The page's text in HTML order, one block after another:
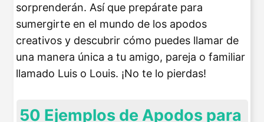
sorprenderán. Así que prepárate para
sumergirte en el mundo de los apodos
creativos y descubrir cómo puedes llamar de
una manera única a tu amigo, pareja o familiar
llamado Luis o Louis. ¡No te lo pierdas!
50 Ejemplos de Apodos para